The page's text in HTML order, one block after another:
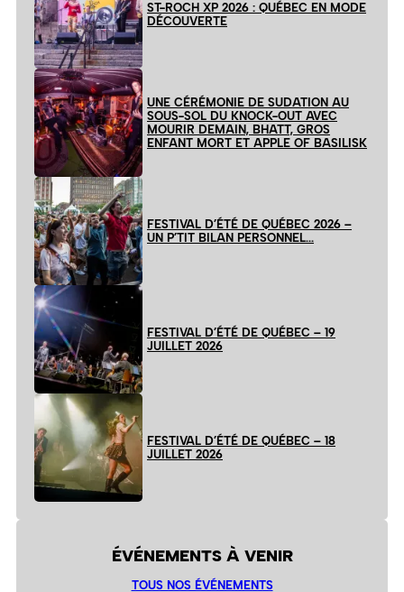
ST-ROCH XP 2026 : QUÉBEC EN MODE
DÉCOUVERTE
UNE CÉRÉMONIE DE SUDATION AU
SOUS-SOL DU KNOCK-OUT AVEC
MOURIR DEMAIN, BHATT, GROS
ENFANT MORT ET APPLE OF BASILISK
FESTIVAL D’ÉTÉ DE QUÉBEC 2026 –
UN P’TIT BILAN PERSONNEL…
FESTIVAL D’ÉTÉ DE QUÉBEC – 19
JUILLET 2026
FESTIVAL D’ÉTÉ DE QUÉBEC – 18
JUILLET 2026
ÉVÉNEMENTS À VENIR
TOUS NOS ÉVÉNEMENTS